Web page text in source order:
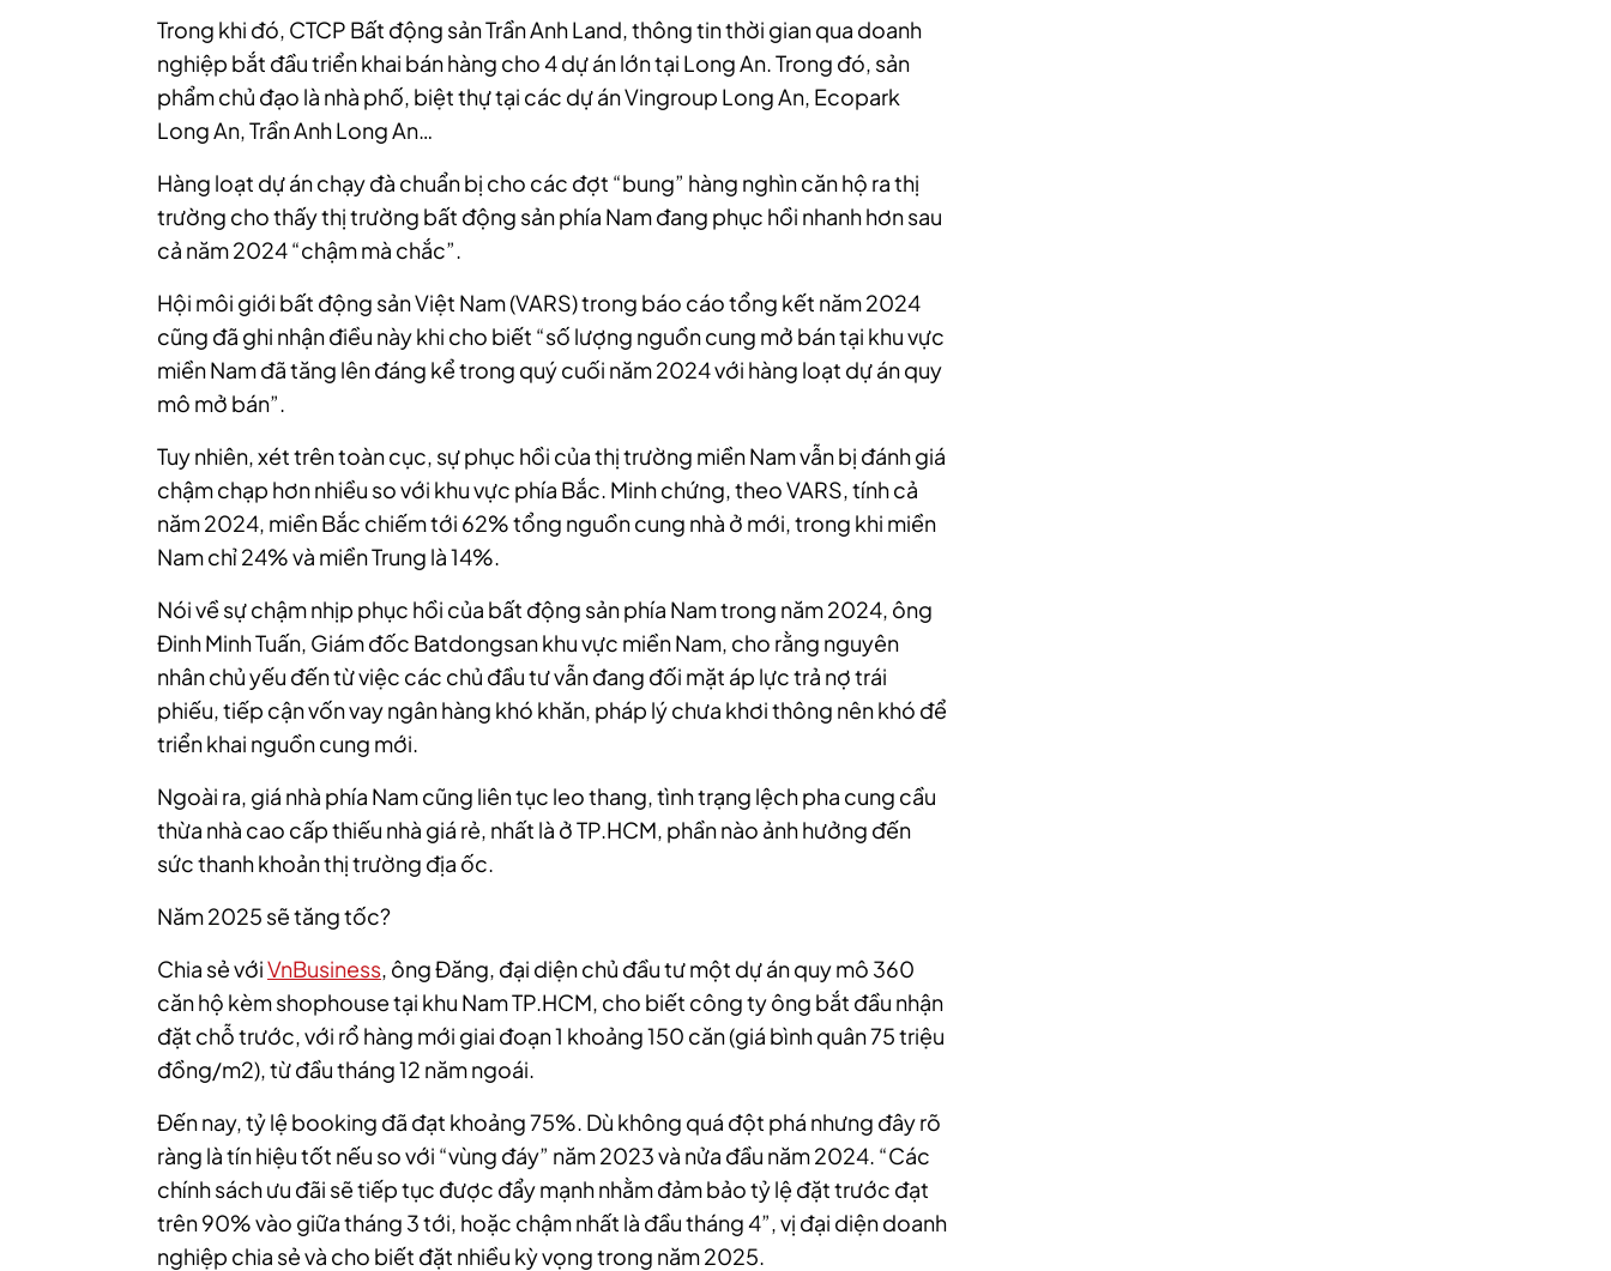
Trong khi đó, CTCP Bất động sản Trần Anh Land, thông tin thời gian qua doanh
nghiệp bắt đầu triển khai bán hàng cho 4 dự án lớn tại Long An. Trong đó, sản
phẩm chủ đạo là nhà phố, biệt thự tại các dự án Vingroup Long An, Ecopark
Long An, Trần Anh Long An…
Hàng loạt dự án chạy đà chuẩn bị cho các đợt “bung” hàng nghìn căn hộ ra thị
trường cho thấy thị trường bất động sản phía Nam đang phục hồi nhanh hơn sau
cả năm 2024 “chậm mà chắc”.
Hội môi giới bất động sản Việt Nam (VARS) trong báo cáo tổng kết năm 2024
cũng đã ghi nhận điều này khi cho biết “số lượng nguồn cung mở bán tại khu vực
miền Nam đã tăng lên đáng kể trong quý cuối năm 2024 với hàng loạt dự án quy
mô mở bán”.
Tuy nhiên, xét trên toàn cục, sự phục hồi của thị trường miền Nam vẫn bị đánh giá
chậm chạp hơn nhiều so với khu vực phía Bắc. Minh chứng, theo VARS, tính cả
năm 2024, miền Bắc chiếm tới 62% tổng nguồn cung nhà ở mới, trong khi miền
Nam chỉ 24% và miền Trung là 14%.
Nói về sự chậm nhịp phục hồi của bất động sản phía Nam trong năm 2024, ông
Đinh Minh Tuấn, Giám đốc Batdongsan khu vực miền Nam, cho rằng nguyên
nhân chủ yếu đến từ việc các chủ đầu tư vẫn đang đối mặt áp lực trả nợ trái
phiếu, tiếp cận vốn vay ngân hàng khó khăn, pháp lý chưa khơi thông nên khó để
triển khai nguồn cung mới.
Ngoài ra, giá nhà phía Nam cũng liên tục leo thang, tình trạng lệch pha cung cầu
thừa nhà cao cấp thiếu nhà giá rẻ, nhất là ở TP.HCM, phần nào ảnh hưởng đến
sức thanh khoản thị trường địa ốc.
Năm 2025 sẽ tăng tốc?
Chia sẻ vớiVnBusiness, ông Đăng, đại diện chủ đầu tư một dự án quy mô 360
căn hộ kèm shophouse tại khu Nam TP.HCM, cho biết công ty ông bắt đầu nhận
đặt chỗ trước, với rổ hàng mới giai đoạn 1 khoảng 150 căn (giá bình quân 75 triệu
đồng/m2), từ đầu tháng 12 năm ngoái.
Đến nay, tỷ lệ booking đã đạt khoảng 75%. Dù không quá đột phá nhưng đây rõ
ràng là tín hiệu tốt nếu so với “vùng đáy” năm 2023 và nửa đầu năm 2024. “Các
chính sách ưu đãi sẽ tiếp tục được đẩy mạnh nhằm đảm bảo tỷ lệ đặt trước đạt
trên 90% vào giữa tháng 3 tới, hoặc chậm nhất là đầu tháng 4”, vị đại diện doanh
nghiệp chia sẻ và cho biết đặt nhiều kỳ vọng trong năm 2025.